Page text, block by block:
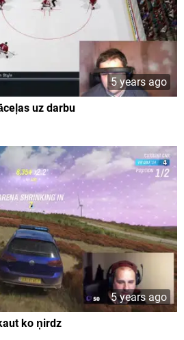
5 years ago
uz darbu
5 years ago
ko ņirdz